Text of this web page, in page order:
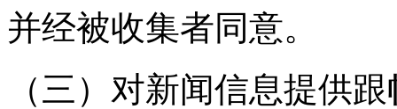
并经被收集者同意。
（三）对新闻信息提供